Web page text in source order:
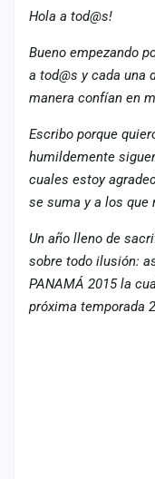
Hola a tod@s!
Bueno empezando
a tod@s y cada una
manera confían en
Escribo porque
humildemente
cuales estoy
se suma y a los que
Un año lleno de
sobre todo ilusión:
PANAMÁ 2015 la
próxima temporada
Crear
cuenta
Administración
Contacto